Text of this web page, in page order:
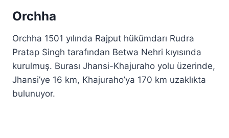
Orchha
Orchha 1501 yılında Rajput hükümdarı Rudra
Pratap Singh tarafından Betwa Nehri kıyısında
kurulmuş. Burası Jhansi-Khajuraho yolu üzerinde,
Jhansi’ye 16 km, Khajuraho’ya 170 km uzaklıkta
bulunuyor.